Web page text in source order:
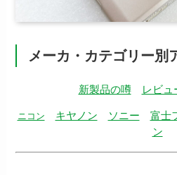
メーカ・カテゴリー別
新製品の噂 レビュ
ニコン キヤノン ソニー 富士
ン